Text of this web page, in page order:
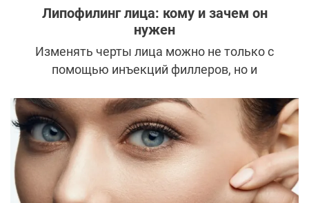
Липофилинг лица: кому и зачем он
нужен
Изменять черты лица можно не только с
помощью инъекций филлеров, но и
Однако у процедуры как свои сторонники,
так и критики. Рассказываем подробно о
важных нюансах, преимуществах и
недостатках липофилинга лица.